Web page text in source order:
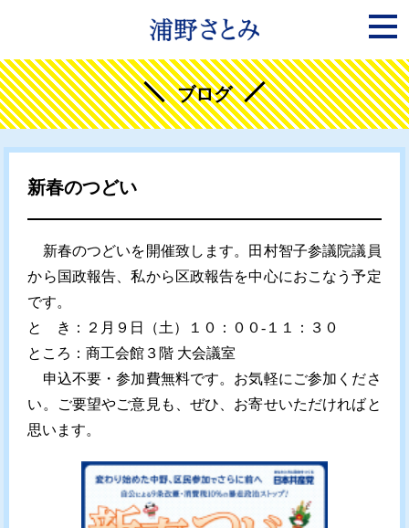
ブログ
新春のつどい
新春のつどいを開催致します。田村智子参議院議員
から国政報告、私から区政報告を中心におこなう予定
です。
と き：２月９日（土）１０：００-１１：３０
ところ：商工会館３階 大会議室
申込不要・参加費無料です。お気軽にご参加くださ
い。ご要望やご意見も、ぜひ、お寄せいただければと
思います。